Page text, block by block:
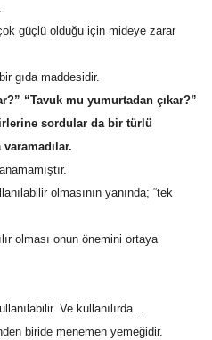
güçlü olduğu için mideye zarar
gıda maddesidir.
“Tavuk mu yumurtadan çıkar?”
sordular da bir türlü
olmasının yanında; “tek
olması onun önemini ortaya
Ve kullanılırda…
biride menemen yemeğidir.